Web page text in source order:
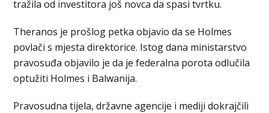
tražila od investitora još novca da spasi tvrtku.
Theranos je prošlog petka objavio da se Holmes
povlači s mjesta direktorice. Istog dana ministarstvo
pravosuđa objavilo je da je federalna porota odlučila
optužiti Holmes i Balwanija.
Pravosudna tijela, državne agencije i mediji dokrajčili